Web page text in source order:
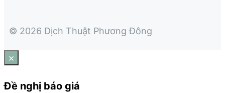
© 2026 Dịch Thuật Phương Đông
×
Đề nghị báo giá